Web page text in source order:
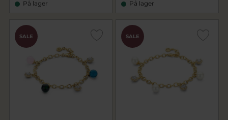
På lager På lager
SALE SALE